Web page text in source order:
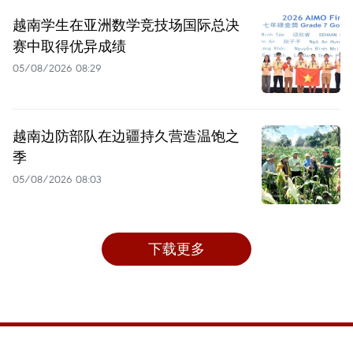
越南学生在亚洲数学竞技场国际总决
赛中取得优异成绩
05/08/2026 08:29
越南边防部队在边疆持久营造温饱之
季
05/08/2026 08:03
下载更多